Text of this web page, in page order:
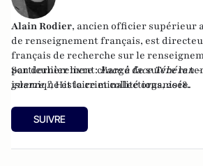
Alain Rodier, ancien officier supérieur
de renseignement français, est
français de recherche sur le
particulièrement chargé de suivre le
islamique et la criminalité organisée.
Son dernier livre :Face à face Téhéran
guerre ?, Histoire et collections, 2018.
SUIVRE